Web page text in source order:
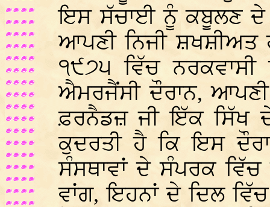
ਇਸ ਸੱਚਾਈ ਨੂੰ ਕਬੂਲਣ ਦੇ
ਆਪਣੀ ਨਿਜੀ ਸ਼ਖਸ਼ੀਅਤ
੧੯੭੫ ਵਿੱਚ
ਐਮਰਜੈਂਸੀ ਦੌਰਾਨ,
ਫ਼ਰਨੈਡਜ਼ ਜੀ ਇੱਕ ਸਿੱਖ
ਕੁਦਰਤੀ ਹੈ ਕਿ ਇਸ
ਸੰਸਥਾਵਾਂ ਦੇ ਸੰਪਰਕ
ਵਾਂਗ, ਇਹਨਾਂ ਦੇ ਦਿਲ